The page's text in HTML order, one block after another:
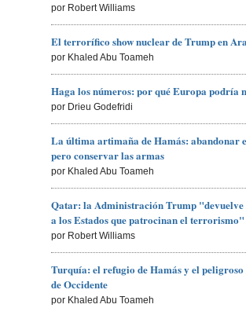
por Robert Williams
El terrorífico show nuclear de Trump en
por Khaled Abu Toameh
Haga los números: por qué Europa podría
por Drieu Godefridi
La última artimaña de Hamás: abandonar
pero conservar las armas
por Khaled Abu Toameh
Qatar: la Administración Trump "devuelve
a los Estados que patrocinan el terrorismo"
por Robert Williams
Turquía: el refugio de Hamás y el peligroso
de Occidente
por Khaled Abu Toameh